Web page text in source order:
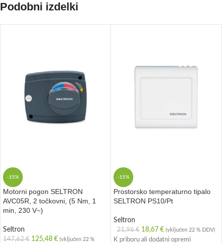
Podobni izdelki
-15%
Motorni pogon SELTRON
AVC05R, 2 točkovni, (5 Nm, 1
min, 230 V~)
Seltron
147,62€ 125,48 € (vključen 22 %
-15%
Prostorsko temperaturno tipalo
SELTRON PS10/Pt
Seltron
21,96€ 18,67 € (vključen 22 % DDV)
K priboru ali dodatni opremi